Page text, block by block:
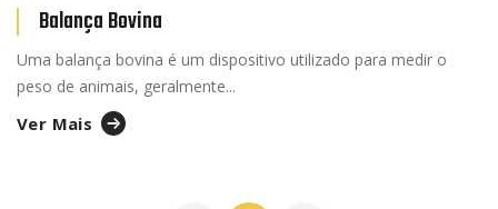
Balança Bovina
Uma balança bovina é um dispositivo utilizado para medir o
peso de animais, geralmente...
Ver Mais